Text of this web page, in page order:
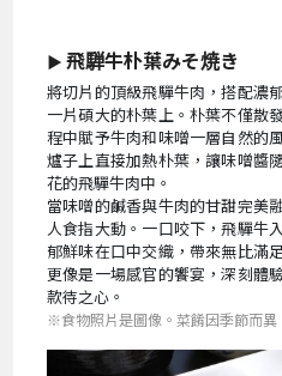
▶ 飛騨牛朴葉みそ焼き
將切片的頂級飛驒牛肉，搭配濃
一片碩大的朴葉上。朴葉不僅散
程中賦予牛肉和味噌一層自然的
爐子上直接加熱朴葉，讓味噌醬
花的飛驒牛肉中。
當味噌的鹹香與牛肉的甘甜完美
人食指大動。一口咬下，飛驒牛
郁鮮味在口中交織，帶來無比滿
更像是一場感官的饗宴，深刻體
款待之心。
※食物照片是圖像。菜餚因季節而異